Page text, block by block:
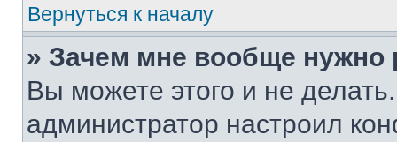
Вернуться к началу
» Зачем мне вообще нужно
Вы можете этого и не
администратор настроил